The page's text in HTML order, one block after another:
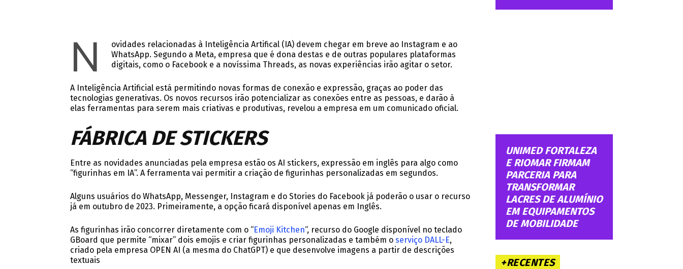
N
ovidades relacionadas à Inteligência Artifical (IA) devem chegar em breve ao Instagram e ao
WhatsApp. Segundo a Meta, empresa que é dona destas e de outras populares plataformas
digitais, como o Facebook e a novíssima Threads, as novas experiências irão agitar o setor.
A Inteligência Artificial está permitindo novas formas de conexão e expressão, graças ao poder das
tecnologias generativas. Os novos recursos irão potencializar as conexões entre as pessoas, e darão à
elas ferramentas para serem mais criativas e produtivas, revelou a empresa em um comunicado oficial.
FÁBRICA DE STICKERS
Entre as novidades anunciadas pela empresa estão os AI stickers, expressão em inglês para algo como
“figurinhas em IA”. A ferramenta vai permitir a criação de figurinhas personalizadas em segundos.
Alguns usuários do WhatsApp, Messenger, Instagram e do Stories do Facebook já poderão o usar o recurso
já em outubro de 2023. Primeiramente, a opção ficará disponível apenas em Inglês.
As figurinhas irão concorrer diretamente com o “Emoji Kitchen“, recurso do Google disponível no teclado
GBoard que permite “mixar” dois emojis e criar figurinhas personalizadas e também o serviço DALL-E,
criado pela empresa OPEN AI (a mesma do ChatGPT) e que desenvolve imagens a partir de descrições
textuais
UNIMED FORTALEZA
E RIOMAR FIRMAM
PARCERIA PARA
TRANSFORMAR
LACRES DE ALUMÍNIO
EM EQUIPAMENTOS
DE MOBILIDADE
+RECENTES